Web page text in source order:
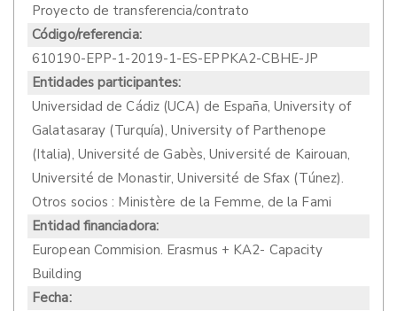
Proyecto de transferencia/contrato
Código/referencia:
610190-EPP-1-2019-1-ES-EPPKA2-CBHE-JP
Entidades participantes:
Universidad de Cádiz (UCA) de España, University of
Galatasaray (Turquía), University of Parthenope
(Italia), Université de Gabès, Université de Kairouan,
Université de Monastir, Université de Sfax (Túnez).
Otros socios : Ministère de la Femme, de la Fami
Entidad financiadora:
European Commision. Erasmus + KA2- Capacity
Building
Fecha: